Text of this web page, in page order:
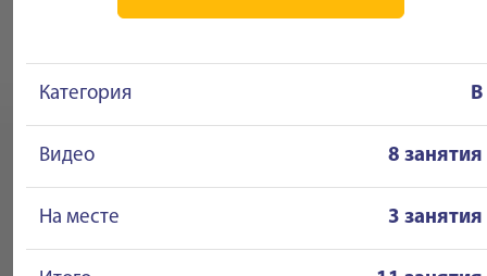
Категория B
Видео 8 занятия
На месте 3 занятия